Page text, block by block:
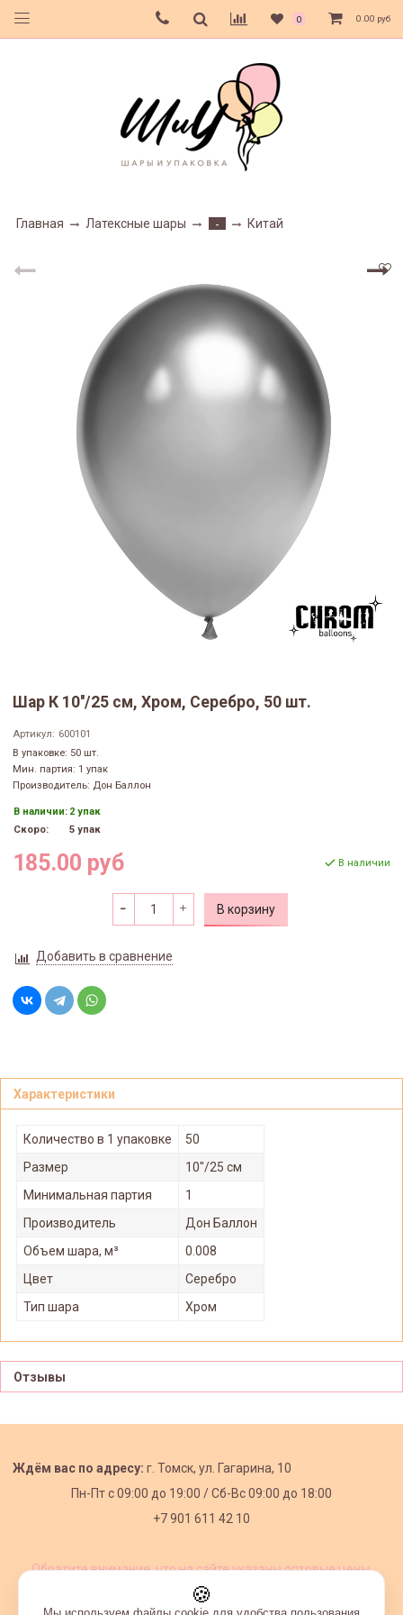
0 0.00 руб
Главная Латексные шары - Китай
Шар К 10''/25 см, Хром, Серебро, 50 шт.
Артикул: 600101
В упаковке: 50 шт.
Мин. партия: 1 упак
Производитель: Дон Баллон
В наличии: 2 упак
Скоро:
5 упак
185.00 руб В наличии
В корзину
Добавить в сравнение
Характеристики
Количество в 1 упаковке
50
Размер
10"/25 см
Минимальная партия
1
Производитель
Дон Баллон
Объем шара, м³
0.008
Цвет
Серебро
Тип шара
Хром
Отзывы
Ждём вас по адресу: г. Томск, ул. Гагарина, 10
Пн-Пт с09:00 до 19:00 /Сб-Вс 09:00 до 18:00
+7 901 611 42 10
Обратите внимание, что на сайте указаны оптовые цены,
🍪